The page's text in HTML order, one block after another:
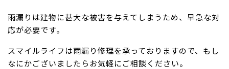
雨漏りは建物に甚大な被害を与えてしまうため、早急な対
応が必要です。
スマイルライフは雨漏り修理を承っておりますので、もし
なにかございましたらお気軽にご相談ください。